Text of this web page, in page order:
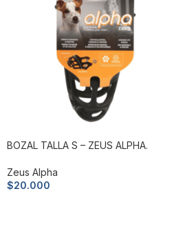
BOZAL TALLA S – ZEUS ALPHA.
Zeus Alpha
$20.000